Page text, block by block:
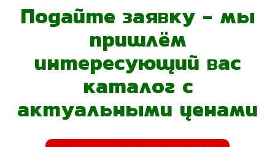
Подайте заявку - мы
пришлём
интересующий вас
каталог с
актуальными ценами